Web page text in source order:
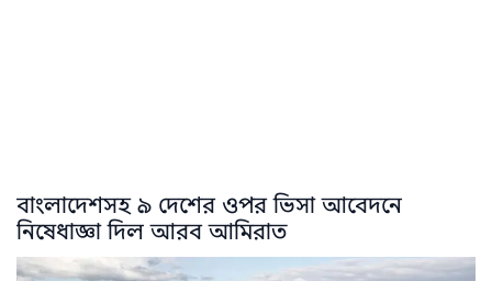
বাংলাদেশসহ ৯ দেশের ওপর ভিসা আবেদনে
নিষেধাজ্ঞা দিল আরব আমিরাত